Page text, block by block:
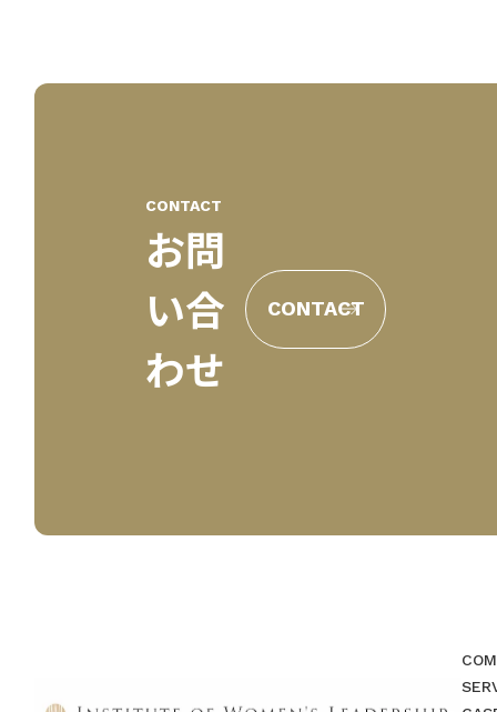
CONTACT
お問
い合
わせ
CONTACT